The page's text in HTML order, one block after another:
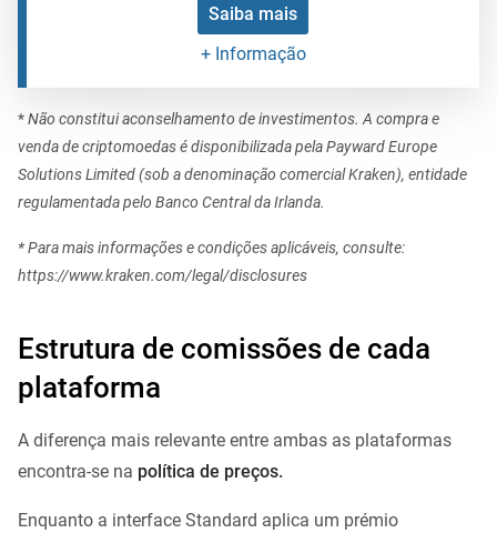
Saiba mais
+ Informação
*Não constitui aconselhamento de investimentos. A compra e
venda de criptomoedas é disponibilizada pela Payward Europe
Solutions Limited (sob a denominação comercial Kraken), entidade
regulamentada pelo Banco Central da Irlanda.
* Para mais informações e condições aplicáveis, consulte:
https://www.kraken.com/legal/disclosures
Estrutura de comissões de cada
plataforma
A diferença mais relevante entre ambas as plataformas
encontra-se na política de preços.
Enquanto a interface Standard aplica um prémio